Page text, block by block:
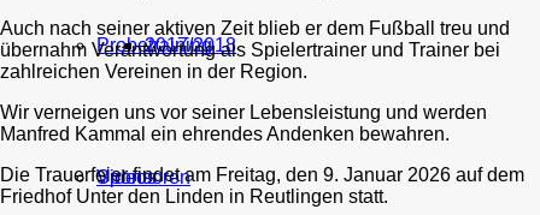
Probetraining
Sponsoren
2017/2018
Videos
Auch nach seiner aktiven Zeit blieb er dem Fußball treu und
übernahm Verantwortung als Spielertrainer und Trainer bei
zahlreichen Vereinen in der Region.
Wir verneigen uns vor seiner Lebensleistung und werden
Manfred Kammal ein ehrendes Andenken bewahren.
Die Trauerfeier findet am Freitag, den 9. Januar 2026 auf dem
Friedhof Unter den Linden in Reutlingen statt.